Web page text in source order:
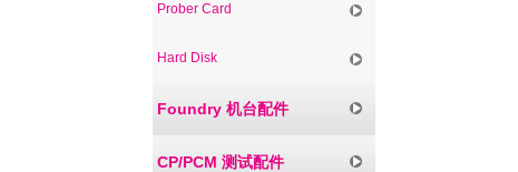
Prober Card
Hard Disk
Foundry 机台配件
CP/PCM 测试配件